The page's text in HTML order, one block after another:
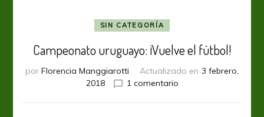
SIN CATEGORÍA
Campeonato uruguayo: ¡Vuelve el fútbol!
por Florencia Manggiarotti Actualizado en 3 febrero,
2018
1 comentarioen